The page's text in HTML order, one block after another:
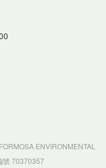
ENVIRONMENTAL
號 70370357